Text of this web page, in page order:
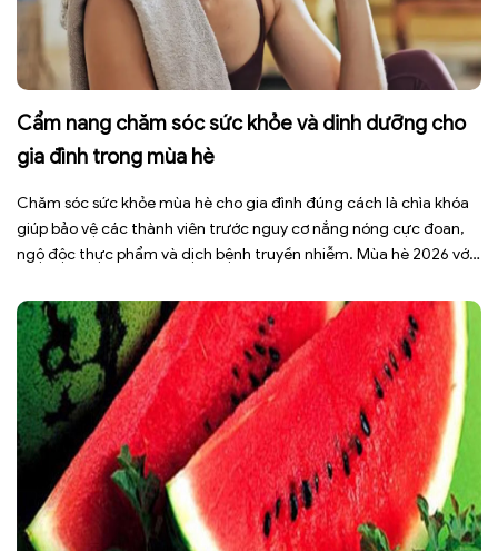
Cẩm nang chăm sóc sức khỏe và dinh dưỡng cho
gia đình trong mùa hè
Chăm sóc sức khỏe mùa hè cho gia đình đúng cách là chìa khóa
giúp bảo vệ các thành viên trước nguy cơ nắng nóng cực đoan,
ngộ độc thực phẩm và dịch bệnh truyền nhiễm. Mùa hè 2026 với
sức […]